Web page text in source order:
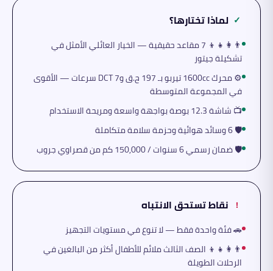
✓ لماذا تختارها؟
👨‍👩‍👧‍👦 7 مقاعد حقيقية — الخيار العائلي الأمثل في
تشكيلة جيتور
⚙️ محرك 1600cc تيربو بـ 197 ح.ق وDCT 7 سرعات — الأقوى
في المجموعة المتوسطة
📺 شاشة 12.3 بوصة بواجهة واسعة ومريحة الاستخدام
🛡️ 6 وسائد هوائية وحزمة سلامة متكاملة
🛡️ ضمان رسمي 6 سنوات / 150,000 كم من قصراوي جروب
! نقاط تستحق الانتباه
🚗 فئة واحدة فقط — لا تنوع في مستويات التجهيز
👨‍👩‍👧‍👦 الصف الثالث ملائم للأطفال أكثر من البالغين في
الرحلات الطويلة